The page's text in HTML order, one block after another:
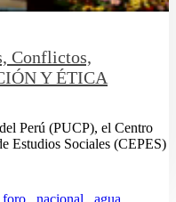
Conflictos,
Y ÉTICA
Perú (PUCP), el Centro
Estudios Sociales (CEPES)